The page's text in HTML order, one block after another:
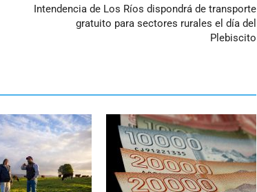
Intendencia de Los Ríos dispondrá de transporte
gratuito para sectores rurales el día del
Plebiscito